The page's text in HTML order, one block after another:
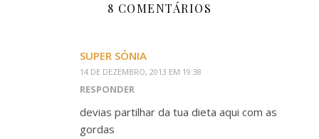
8 COMENTÁRIOS
SUPER SÓNIA
14 DE DEZEMBRO, 2013 EM 19:38
RESPONDER
devias partilhar da tua dieta aqui com as
gordas